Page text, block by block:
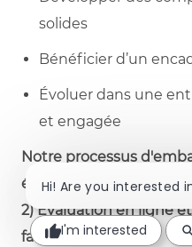
solides
Bénéficier d’un
Évoluer dans une
et engagée
Notre processus
étapes principales : 1)
2) Évaluation en ligne
face ou virtuels.
Hi! Are you interested
I'm interested